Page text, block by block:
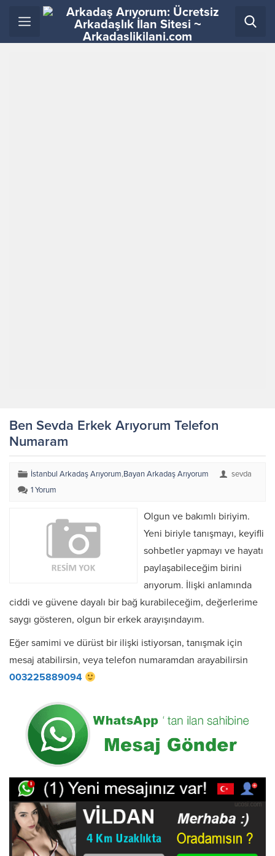
Ben Sevda Erkek Arıyorum Telefon
Numaram
İstanbul Arkadaş Arıyorum,Bayan Arkadaş Arıyorum
sevda
1 Yorum
Olgun ve bakımlı biriyim.
Yeni biriyle tanışmayı, keyifli
sohbetler yapmayı ve hayatı
paylaşabileceğim birini
arıyorum. İlişki anlamında
ciddi ve güvene dayalı bir bağ kurabileceğim, değerlerime
saygı gösteren, olgun bir erkek arayışındayım.
Eğer samimi ve dürüst bir ilişki istiyorsan, tanışmak için
mesaj atabilirsin, veya telefon numaramdan arayabilirsin
003225889094